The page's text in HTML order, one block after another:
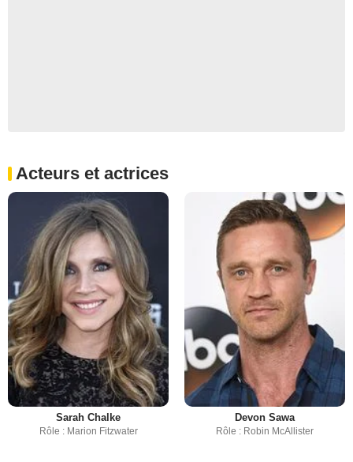
Acteurs et actrices
Sarah Chalke
Rôle : Marion Fitzwater
Devon Sawa
Rôle : Robin McAllister